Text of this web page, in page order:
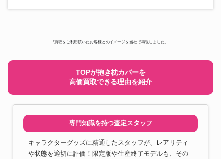
*買取をご利用頂いたお客様とのイメージを当社で再現しました。
TOPが抱き枕カバーを
高価買取できる理由を紹介
専門知識を持つ査定スタッフ
キャラクターグッズに精通したスタッフが、レアリティ
や状態を適切に評価！限定版や生産終了モデルも、その